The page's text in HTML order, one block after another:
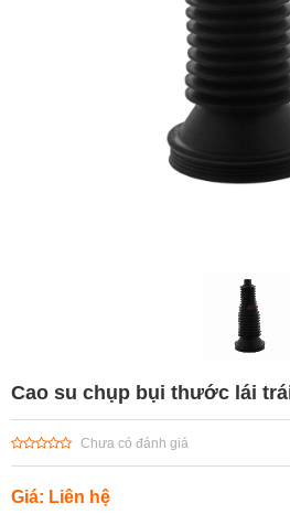
Cao su chụp bụi thước lái
Chưa có đánh giá
Giá: Liên hệ